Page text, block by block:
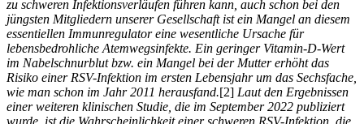
zu schweren Infektionsverläufen führen kann, auch schon bei den
jüngsten Mitgliedern unserer Gesellschaft ist ein Mangel an diesem
essentiellen Immunregulator eine wesentliche Ursache für
lebensbedrohliche Atemwegsinfekte. Ein geringer Vitamin-D-Wert
im Nabelschnurblut bzw. ein Mangel bei der Mutter erhöht das
Risiko einer RSV-Infektion im ersten Lebensjahr um das Sechsfache,
wie man schon im Jahr 2011 herausfand.[2] Laut den Ergebnissen
einer weiteren klinischen Studie, die im September 2022 publiziert
wurde, ist die Wahrscheinlichkeit einer schweren RSV-Infektion, die